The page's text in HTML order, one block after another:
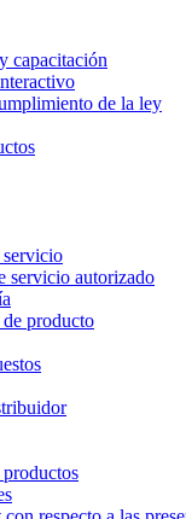
capacitación
de la ley
servicio autorizado
producto